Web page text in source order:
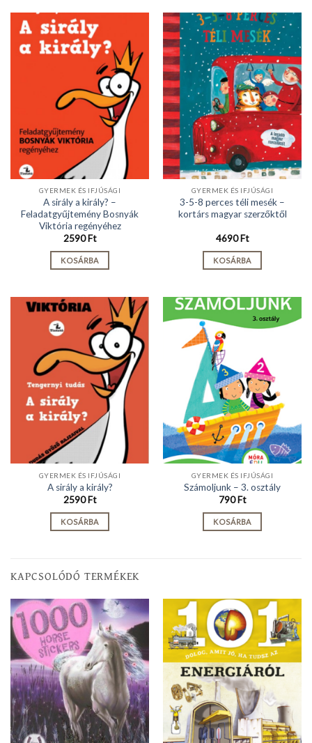
GYERMEK ÉS IFJÚSÁGI
A sirály a király? –
Feladatgyűjtemény Bosnyák
Viktória regényéhez
2590Ft
KOSÁRBA
GYERMEK ÉS IFJÚSÁGI
3-5-8 perces téli mesék –
kortárs magyar szerzőktől
4690Ft
KOSÁRBA
GYERMEK ÉS IFJÚSÁGI
A sirály a király?
2590Ft
KOSÁRBA
GYERMEK ÉS IFJÚSÁGI
Számoljunk – 3. osztály
790Ft
KOSÁRBA
KAPCSOLÓDÓ TERMÉKEK